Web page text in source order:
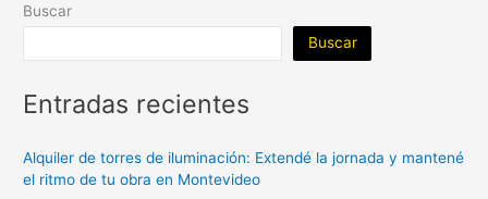
Buscar
Buscar
Entradas recientes
Alquiler de torres de iluminación: Extendé la jornada y mantené
el ritmo de tu obra en Montevideo